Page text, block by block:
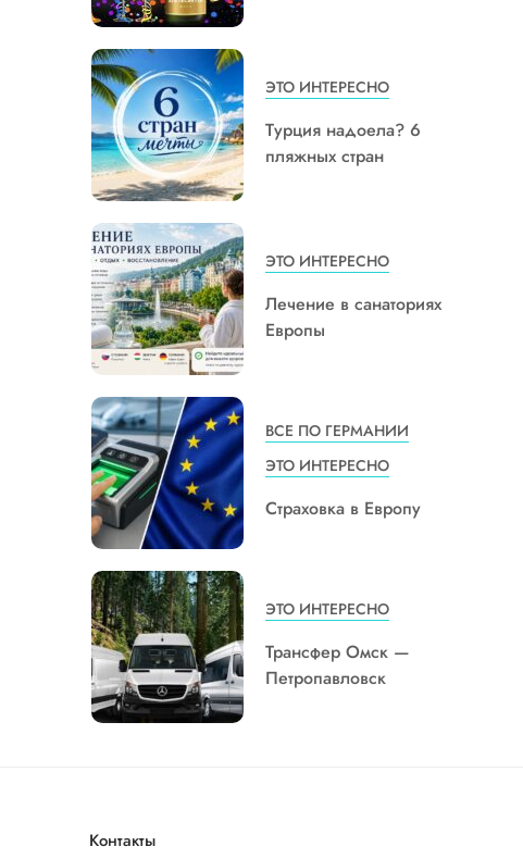
ЭТО ИНТЕРЕСНО
Турция надоела? 6
пляжных стран
ЭТО ИНТЕРЕСНО
Лечение в санаториях
Европы
ВСЕ ПО ГЕРМАНИИ
ЭТО ИНТЕРЕСНО
Страховка в Европу
ЭТО ИНТЕРЕСНО
Трансфер Омск —
Петропавловск
Контакты